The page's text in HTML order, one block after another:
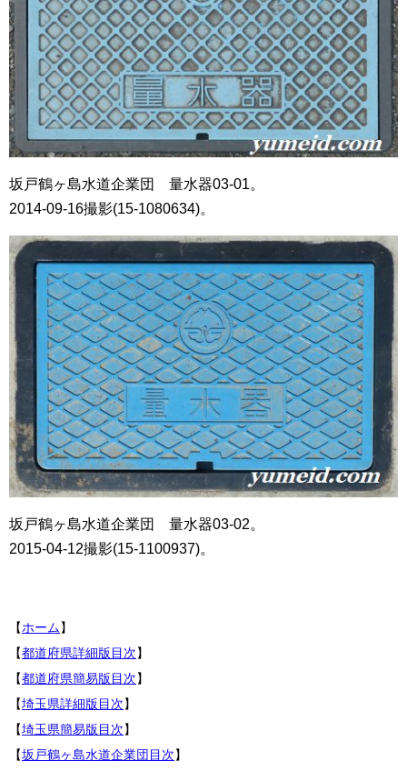
坂戸鶴ヶ島水道企業団 量水器03-01。
2014-09-16撮影(15-1080634)。
坂戸鶴ヶ島水道企業団 量水器03-02。
2015-04-12撮影(15-1100937)。
【ホーム】
【都道府県詳細版目次】
【都道府県簡易版目次】
【埼玉県詳細版目次】
【埼玉県簡易版目次】
【坂戸鶴ヶ島水道企業団目次】